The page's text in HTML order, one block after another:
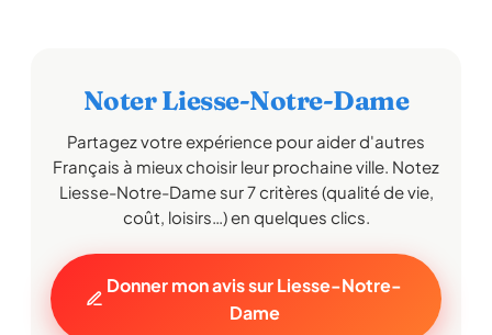
Noter Liesse-Notre-Dame
Partagez votre expérience pour aider d'autres
Français à mieux choisir leur prochaine ville. Notez
Liesse-Notre-Dame sur 7 critères (qualité de vie,
coût, loisirs…) en quelques clics.
Donner mon avis sur Liesse-Notre-
Dame